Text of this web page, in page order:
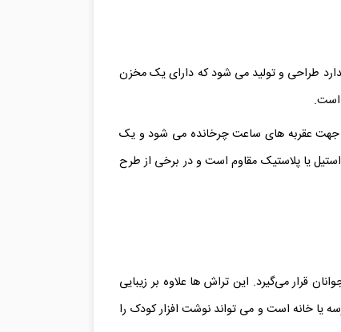
طراحی و تولید می شود که دارای یک مخزن
است.
جهت عقربه های ساعت چرخانده می شود و یک
یا پلاستیک مقاوم است و در برخی از طرح
قرار می‌گیرد. این تراش‌ ها علاوه بر زیبایی
یا خانه است و می‌ تواند نوشت‌ افزار کودک را